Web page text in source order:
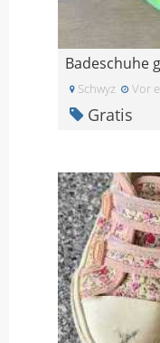
Schwyz Vor
Gratis